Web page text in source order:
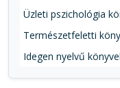
Üzleti pszichológia
Természetfeletti
Idegen nyelvű